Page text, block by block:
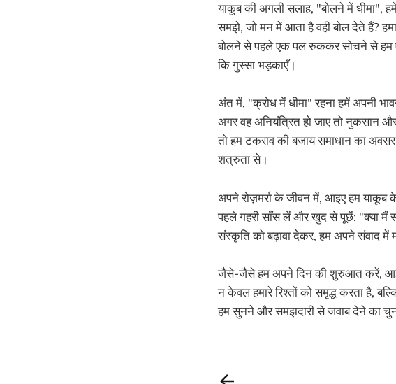
याकूब की अगली सलाह, "बोलने में धीमा",
समझे, जो मन में आता है वही बोल देते हैं?
बोलने से पहले एक पल रुककर सोचने से हम
कि गुस्सा भड़काएँ।
अंत में, "क्रोध में धीमा" रहना हमें अपनी
अगर वह अनियंत्रित हो जाए तो नुकसान
तो हम टकराव की बजाय समाधान का
शत्रुता से।
अपने रोज़मर्रा के जीवन में, आइए हम याकूब
पहले गहरी साँस लें और खुद से पूछें: "क्या मैं
संस्कृति को बढ़ावा देकर, हम अपने संवाद में
जैसे-जैसे हम अपने दिन की शुरुआत करें,
न केवल हमारे रिश्तों को समृद्ध करता है,
हम सुनने और समझदारी से जवाब देने का